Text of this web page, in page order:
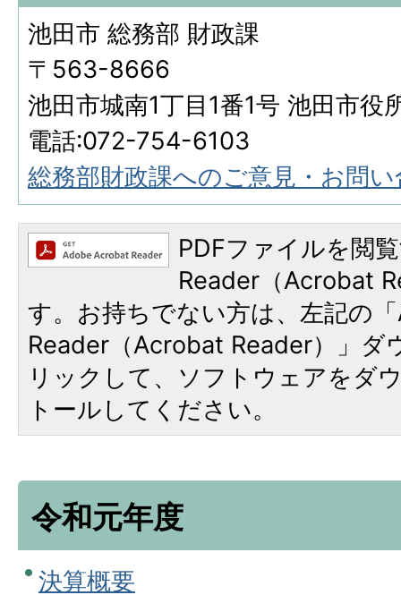
池田市 総務部 財政課
〒563-8666
池田市城南1丁目1番1号 池田市役
電話:072-754-6103
総務部財政課へのご意見・お問
PDFファイルを閲
Reader（Acrobat
す。お持ちでない方は、左記の
Reader（Acrobat Reader）」ダ
リックして、ソフトウェアをダ
トールしてください。
令和元年度
決算概要